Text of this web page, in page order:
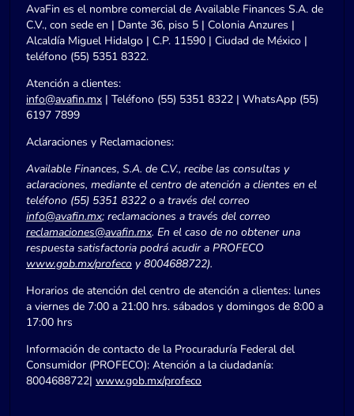
AvaFin es el nombre comercial de Available Finances S.A. de
C.V., con sede en | Dante 36, piso 5 | Colonia Anzures |
Alcaldía Miguel Hidalgo | C.P. 11590 | Ciudad de México |
teléfono (55) 5351 8322.
Atención a clientes:
info@avafin.mx | Teléfono (55) 5351 8322 | WhatsApp (55)
6197 7899
Aclaraciones y Reclamaciones:
Available Finances, S.A. de C.V., recibe las consultas y
aclaraciones, mediante el centro de atención a clientes en el
teléfono (55) 5351 8322 o a través del correo
info@avafin.mx; reclamaciones a través del correo
reclamaciones@avafin.mx. En el caso de no obtener una
respuesta satisfactoria podrá acudir a PROFECO
www.gob.mx/profeco y 8004688722).
Horarios de atención del centro de atención a clientes: lunes
a viernes de 7:00 a 21:00 hrs. sábados y domingos de 8:00 a
17:00 hrs
Información de contacto de la Procuraduría Federal del
Consumidor (PROFECO): Atención a la ciudadanía:
8004688722| www.gob.mx/profeco